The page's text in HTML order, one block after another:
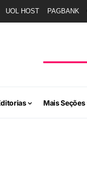
UOL HOST PAGBANK
Mais Seções